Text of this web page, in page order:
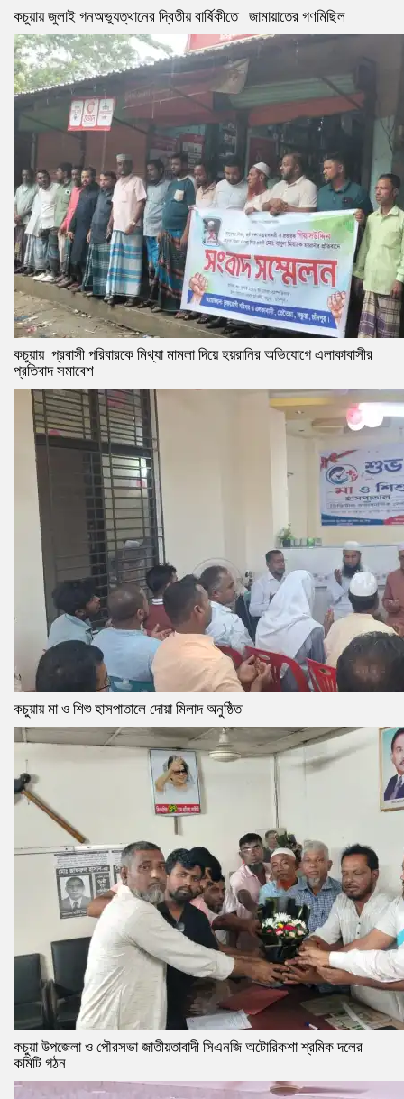
কচুয়ায় জুলাই গনঅভ্যুত্থানের দ্বিতীয় বার্ষিকীতে জামায়াতের গণমিছিল
কচুয়ায় প্রবাসী পরিবারকে মিথ্যা মামলা দিয়ে হয়রানির অভিযোগে এলাকাবাসীর
প্রতিবাদ সমাবেশ
কচুয়ায় মা ও শিশু হাসপাতালে দোয়া মিলাদ অনুষ্ঠিত
কচুয়া উপজেলা ও পৌরসভা জাতীয়তাবাদী সিএনজি অটোরিকশা শ্রমিক দলের
কমিটি গঠন